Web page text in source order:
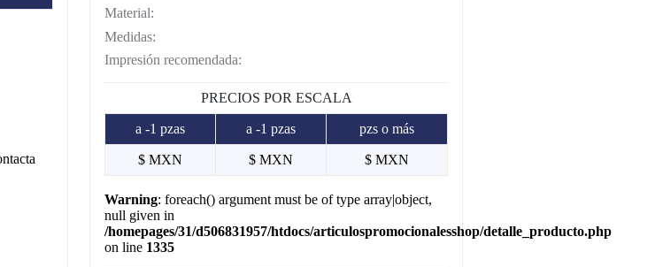
Material:
Medidas:
Impresión recomendada:
PRECIOS POR ESCALA
a -1 pzas a -1 pzas pzs o más
$ MXN $ MXN $ MXN
Warning: foreach() argument must be of type array|object,
null given in
/homepages/31/d506831957/htdocs/articulospromocionalesshop/detalle_producto.php
on line 1335